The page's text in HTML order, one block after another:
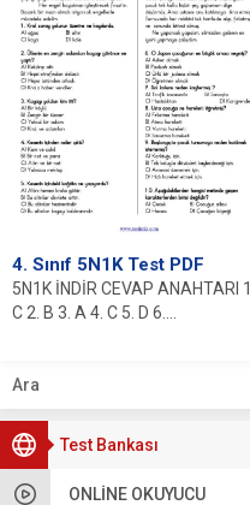
Test Bankası
ONLINE OKUYUCU
4. Sınıf 5N1K Test PDF
5N1K İNDİR CEVAP ANAHTARI 1.
C 2. B 3. A 4. C 5. D 6....